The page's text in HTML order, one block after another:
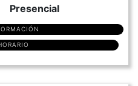
Presencial